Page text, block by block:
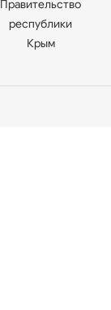
Правительство
республики
Крым